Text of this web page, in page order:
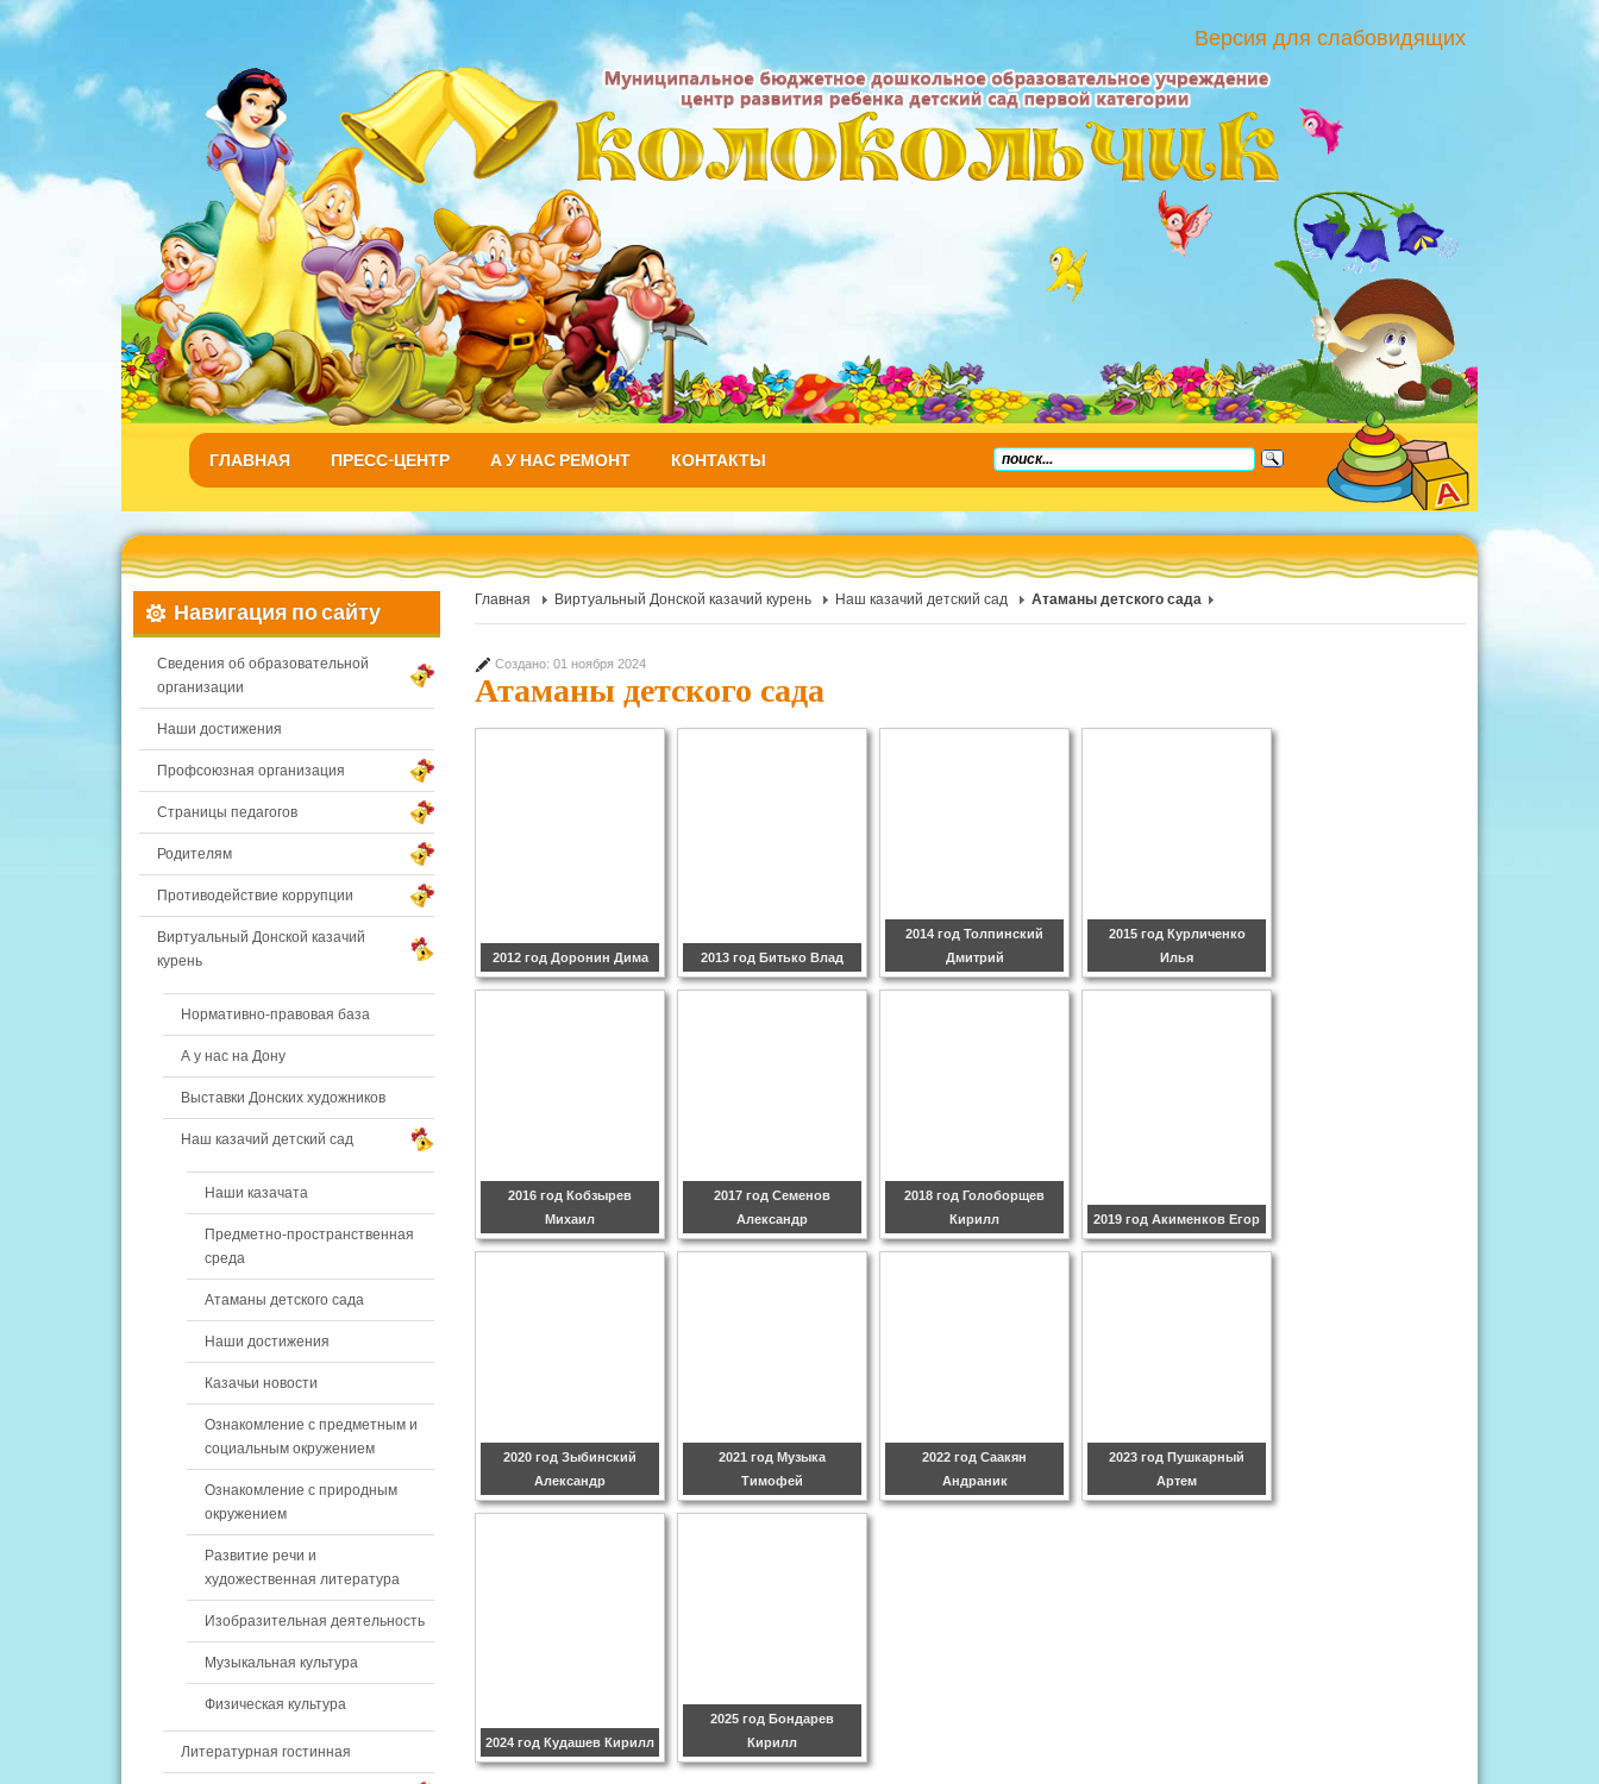
Версия для слабовидящих
ГЛАВНАЯ ПРЕСС-ЦЕНТР А У НАС РЕМОНТ КОНТАКТЫ
Главная Виртуальный Донской казачий курень Наш казачий детский сад Атаманы детского сада
Создано: 01 ноября 2024
Атаманы детского сада
2012 год Доронин Дима 2013 год Битько Влад
2014 год Толпинский
Дмитрий
2015 год Курличенко
Илья
2016 год Кобзырев
Михаил
2017 год Семенов
Александр
2018 год Голоборщев
Кирилл
2019 год Акименков Егор
2020 год Зыбинский
Александр
2021 год Музыка
Тимофей
2022 год Саакян
Андраник
2023 год Пушкарный
Артем
2024 год Кудашев Кирилл
2025 год Бондарев
Кирилл
Навигация по сайту
Сведения об образовательной
организации
Наши достижения
Профсоюзная организация
Страницы педагогов
Родителям
Противодействие коррупции
Виртуальный Донской казачий
курень
Нормативно-правовая база
А у нас на Дону
Выставки Донских художников
Наш казачий детский сад
Наши казачата
Предметно-пространственная
среда
Атаманы детского сада
Наши достижения
Казачьи новости
Ознакомление с предметным и
социальным окружением
Ознакомление с природным
окружением
Развитие речи и
художественная литература
Изобразительная деятельность
Музыкальная культура
Физическая культура
Литературная гостинная